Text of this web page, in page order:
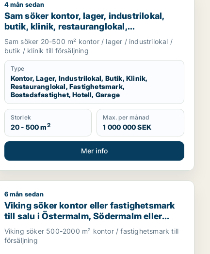
fastighetsmark, bostadsfastighet, hotell
Sam söker kontor, lager, industrilokal, butik, klinik,
4 mån sedan
Sam söker kontor, lager, industrilokal,
butik, klinik, restauranglokal,
fastighetsmark, bostadsfastighet, hotell
eller garage till salu i Malmö
Sam söker 20-500 m² kontor / lager / industrilokal /
butik / klinik till försäljning
Type
Kontor, Lager, Industrilokal, Butik, Klinik,
Restauranglokal, Fastighetsmark,
Bostadsfastighet, Hotell, Garage
Storlek
20 - 500 m2
Max. per månad
1 000 000 SEK
Mer info
till salu i Staffanstorp, Burlöv eller
Viking söker kontor eller fastighetsmark till salu i
6 mån sedan
Viking söker kontor eller fastighetsmark
till salu i Östermalm, Södermalm eller
Malmö
Viking söker 500-2000 m² kontor / fastighetsmark till
försäljning